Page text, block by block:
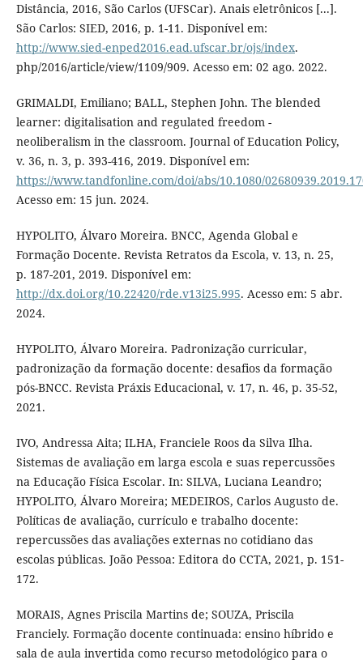
Distância, 2016, São Carlos (UFSCar). Anais eletrônicos [...].
São Carlos: SIED, 2016, p. 1-11. Disponível em:
http://www.sied-enped2016.ead.ufscar.br/ojs/index.
php/2016/article/view/1109/909. Acesso em: 02 ago. 2022.
GRIMALDI, Emiliano; BALL, Stephen John. The blended
learner: digitalisation and regulated freedom -
neoliberalism in the classroom. Journal of Education Policy,
v. 36, n. 3, p. 393-416, 2019. Disponível em:
https://www.tandfonline.com/doi/abs/10.1080/
Acesso em: 15 jun. 2024.
HYPOLITO, Álvaro Moreira. BNCC, Agenda Global e
Formação Docente. Revista Retratos da Escola, v. 13, n. 25,
p. 187-201, 2019. Disponível em:
http://dx.doi.org/10.22420/rde.v13i25.995. Acesso em: 5 abr.
2024.
HYPOLITO, Álvaro Moreira. Padronização curricular,
padronização da formação docente: desafios da formação
pós-BNCC. Revista Práxis Educacional, v. 17, n. 46, p. 35-52,
2021.
IVO, Andressa Aita; ILHA, Franciele Roos da Silva Ilha.
Sistemas de avaliação em larga escola e suas repercussões
na Educação Física Escolar. In: SILVA, Luciana Leandro;
HYPOLITO, Álvaro Moreira; MEDEIROS, Carlos Augusto de.
Políticas de avaliação, currículo e trabalho docente:
repercussões das avaliações externas no cotidiano das
escolas públicas. João Pessoa: Editora do CCTA, 2021, p. 151-
172.
MORAIS, Agnes Priscila Martins de; SOUZA, Priscila
Franciely. Formação docente continuada: ensino híbrido e
sala de aula invertida como recurso metodológico para o